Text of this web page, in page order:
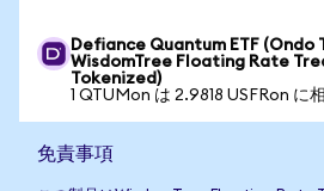
Defiance Quantum ETF (Ondo
WisdomTree Floating Rate
Tokenized)
1 QTUMon は 2.9818 USFRon に
免責事項